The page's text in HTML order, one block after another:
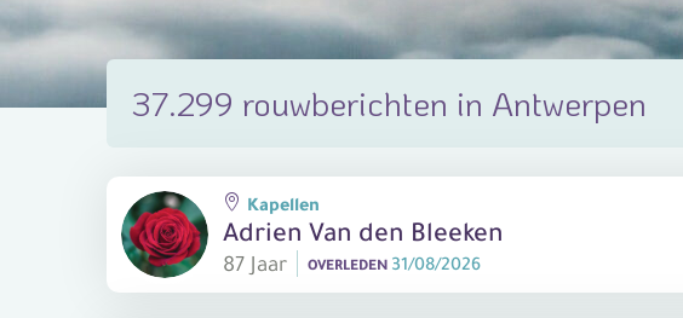
37.299 rouwberichten in Antwerpen
Adrien Van den Bleeken
87 Jaar
Kapellen
OVERLEDEN 31/08/2026